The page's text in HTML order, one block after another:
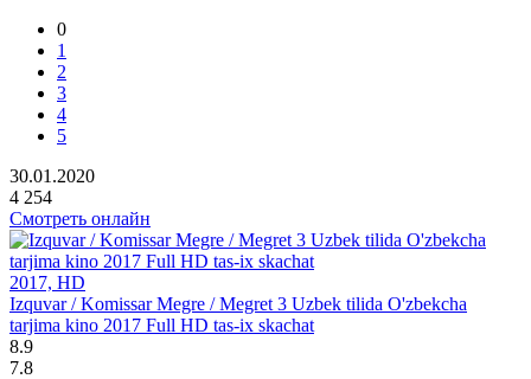
0
1
2
3
4
5
30.01.2020
4 254
Смотреть онлайн
2017, HD
Izquvar / Komissar Megre / Megret 3 Uzbek tilida O'zbekcha
tarjima kino 2017 Full HD tas-ix skachat
8.9
7.8